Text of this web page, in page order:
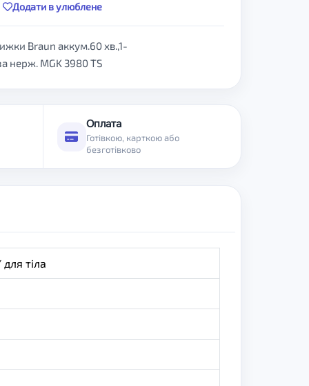
Додати в улюблене
Braun аккум.60 хв.,1-
нерж. MGK 3980 TS
Оплата
Готівкою, карткою або
безготівково
тіла